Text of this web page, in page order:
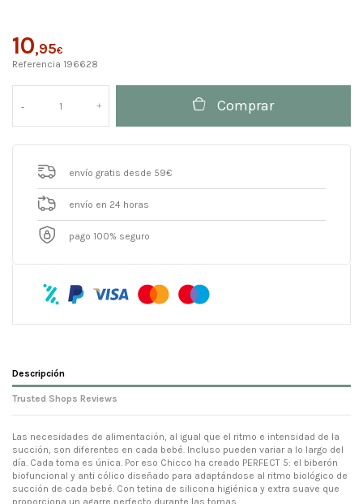
10,95€
Referencia 196628
Comprar
envío gratis desde 59€
envío en 24 horas
pago 100% seguro
Descripción
Trusted Shops Reviews
Las necesidades de alimentación, al igual que el ritmo e intensidad de la
succión, son diferentes en cada bebé. Incluso pueden variar a lo largo del
día. Cada toma es única. Por eso Chicco ha creado PERFECT 5: el biberón
biofuncional y anti cólico diseñado para adaptándose al ritmo biológico de
succión de cada bebé. Con tetina de silicona higiénica y extra suave que
proporciona un agarre perfecto durante las tomas.